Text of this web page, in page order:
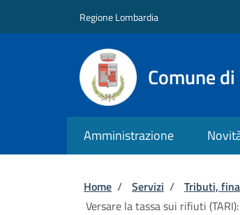
Regione Lombardia
Comune
Amministrazione
Briciole di
Home / Servizi / Tributi,
Versare la tassa sui rifiuti